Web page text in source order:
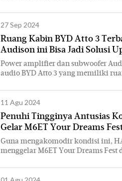
27 Sep 2024
Ruang Kabin BYD Atto 3
Audison ini Bisa Jadi Solusi
Power amplifier dan subwoofer
audio BYD Atto 3 yang memiliki
11 Agu 2024
Penuhi Tingginya Antusias
Gelar M6ET Your Dreams
Guna mengakomodir kondisi ini,
menggelar M6ET Your Dreams Fest